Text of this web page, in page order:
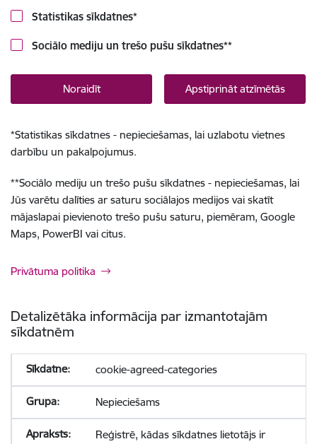
Statistikas sīkdatnes*
Sociālo mediju un trešo pušu sīkdatnes**
Noraidīt Apstiprināt atzīmētās
*Statistikas sīkdatnes - nepieciešamas, lai uzlabotu vietnes
darbību un pakalpojumus.
**Sociālo mediju un trešo pušu sīkdatnes - nepieciešamas, lai
Jūs varētu dalīties ar saturu sociālajos medijos vai skatīt
mājaslapai pievienoto trešo pušu saturu, piemēram, Google
Maps, PowerBI vai citus.
Privātuma politika
Detalizētāka informācija par izmantotajām
sīkdatnēm
cookie-agreed-categories
Nepieciešams
Reģistrē, kādas sīkdatnes lietotājs ir